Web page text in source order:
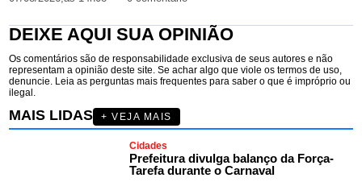
DEIXE AQUI SUA OPINIÃO
Os comentários são de responsabilidade exclusiva de seus autores e não
representam a opinião deste site. Se achar algo que viole os termos de uso,
denuncie. Leia as perguntas mais frequentes para saber o que é impróprio ou
ilegal.
MAIS LIDAS + VEJA MAIS
Cidades
Prefeitura divulga balanço da Força-
Tarefa durante o Carnaval